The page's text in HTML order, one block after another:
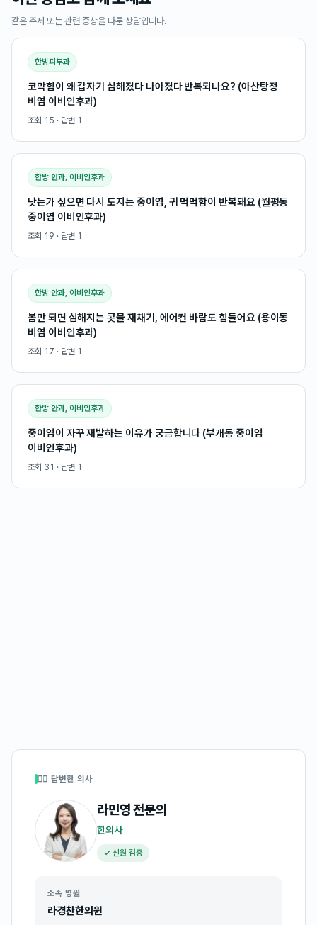
같은 주제 또는 관련 증상을 다룬 상담입니다.
한방피부과
코막힘이 왜 갑자기 심해졌다 나아졌다 반복되나요? (아산탕정
비염 이비인후과)
조회 15 · 답변 1
한방 안과, 이비인후과
낫는가 싶으면 다시 도지는 중이염, 귀 먹먹함이 반복돼요 (월평동
중이염 이비인후과)
조회 19 · 답변 1
한방 안과, 이비인후과
봄만 되면 심해지는 콧물 재채기, 에어컨 바람도 힘들어요 (용이동
비염 이비인후과)
조회 17 · 답변 1
한방 안과, 이비인후과
중이염이 자꾸 재발하는 이유가 궁금합니다 (부개동 중이염
이비인후과)
조회 31 · 답변 1
👩‍⚕️ 답변한 의사
라민영전문의
한의사
✓ 신원 검증
소속 병원
라경찬한의원